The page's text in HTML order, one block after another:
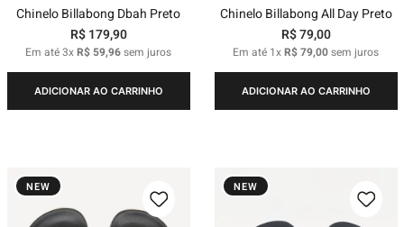
Chinelo Billabong Dbah Preto
R$ 179,90
Em até3xR$ 59,96sem juros
ADICIONAR AO CARRINHO
Chinelo Billabong All Day Preto
R$79,00
Em até 1xR$79,00sem juros
ADICIONAR AO CARRINHO
NEW NEW